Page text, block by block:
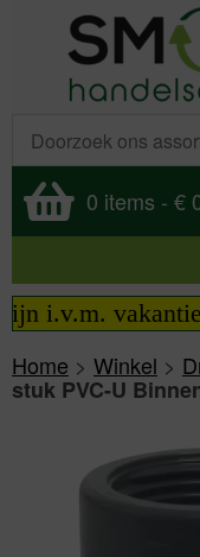
0 items - €
vakantie van
Home > Winkel >
stuk PVC-U